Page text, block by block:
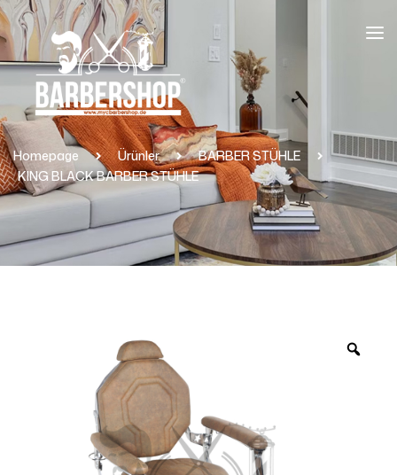
Homepage Ürünler
BARBER STÜHLE
KING BLACK BARBER STÜHLE